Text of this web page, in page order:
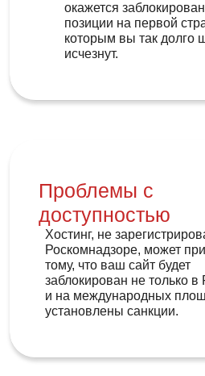
окажется
позиции на первой
которым вы так долго
исчезнут.
Проблемы с
доступностью
Хостинг, не
Роскомнадзоре, может
тому, что ваш сайт будет
заблокирован не только в
и на международных
установлены санкции.